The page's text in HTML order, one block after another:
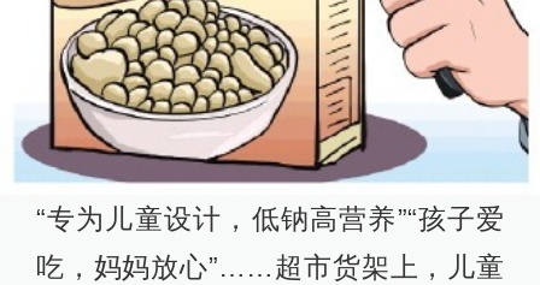
“专为儿童设计，低钠高营养”“孩子爱
吃，妈妈放心”……超市货架上，儿童